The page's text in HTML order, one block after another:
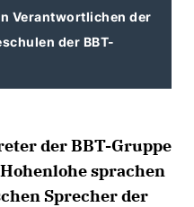
Verantwortlichen der
der BBT-
der BBT-Gruppe
sprachen
Sprecher der